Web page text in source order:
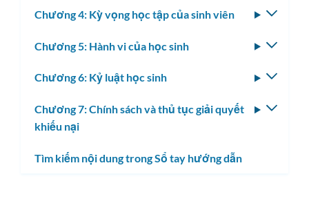
Chương 4: Kỳ vọng học tập của sinh viên
Chương 5: Hành vi của học sinh
Chương 6: Kỷ luật học sinh
Chương 7: Chính sách và thủ tục giải quyết
khiếu nại
Tìm kiếm nội dung trong Sổ tay hướng dẫn